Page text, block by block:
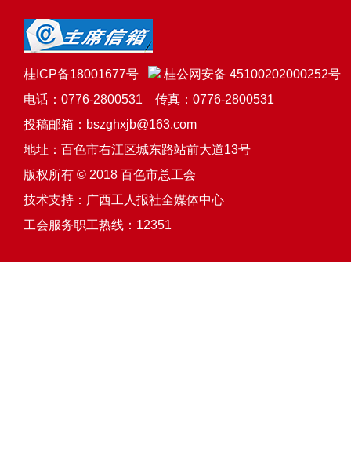
桂ICP备18001677号
桂公网安备 45100202000252号
电话：0776-2800531 传真：0776-2800531
投稿邮箱：bszghxjb@163.com
地址：百色市右江区城东路站前大道13号
版权所有 © 2018 百色市总工会
技术支持： 广西工人报社全媒体中心
工会服务职工热线：12351